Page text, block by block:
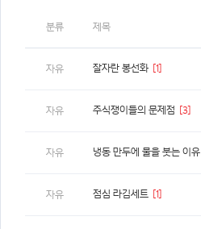
분류 제목
자유 잘자란 봉선화 [1]
자유 주식쟁이들의 문제점 [3]
자유 냉동 만두에 물을 붓는 이유
자유 점심 라김세트 [1]